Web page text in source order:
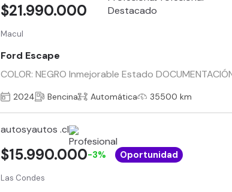
Macul
Ford Escape
COLOR: NEGRO Inmejorable Estado
$21.990.000
2024 Bencina Automática 35500 km
autosyautos .cl
Las Condes
$15.990.000-3% Oportunidad